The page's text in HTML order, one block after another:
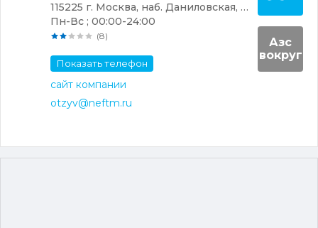
115225 г. Москва, наб. Даниловская, 8Б
Пн-Вс ; 00:00-24:00
(8)
Показать телефон
сайт компании
otzyv@neftm.ru
Азс
вокруг